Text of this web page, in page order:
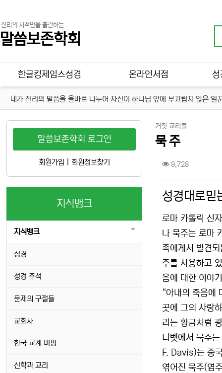
진리의 서적만을 출간하는
말씀보존학회
메인 메뉴
한글킹제임스성경 온라인서점 성
네가 진리의 말씀을 올바로 나누어 자신이 하나님 앞에 부끄럽지 않은
거짓 교리들분류
묵 주
컨텐츠 정보
9,728조회
성경대로믿
로마 카톨릭 신
나 묵주는 로마
족에게서 발견
주를 사용하고
음에 대한 이야
“아내의 죽음에
곳에 그의 사랑
리는 황금처럼
티벳에서 묵주
F. Davis)는 중
엮어진 묵주(염
말씀보존학회 로그인
회원가입 회원정보찾기
지식뱅크
지식뱅크
성경
성경 주석
문제의 구절들
교회사
한국 교계 비평
신학과 교리